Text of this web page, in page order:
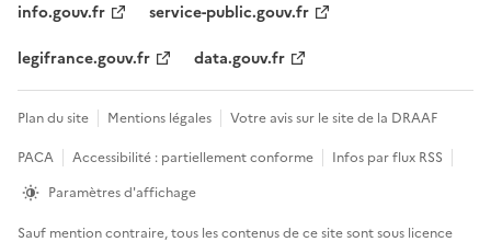
info.gouv.fr
service-public.gouv.fr
legifrance.gouv.fr
data.gouv.fr
Plan du site Mentions légales
Votre avis sur le site de la DRAAF
PACA
Accessibilité : partiellement conforme
Infos par flux RSS
Paramètres d'affichage
Sauf mention contraire, tous les contenus de ce site sont sous licence